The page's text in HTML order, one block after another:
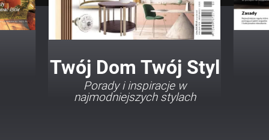
Twój Dom Twój Styl
Porady i inspiracje w
najmodniejszych stylach